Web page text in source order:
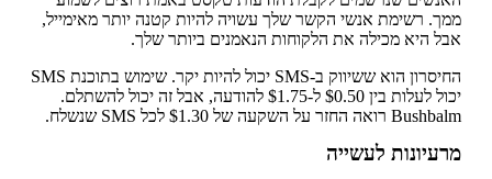
ממך. רשימת אנשי הקשר שלך עשויה להיות קטנה יותר מאימייל,
אבל היא מכילה את הלקוחות הנאמנים ביותר שלך.
החיסרון הוא ששיווק ב-SMS יכול להיות יקר. שימוש בתוכנת SMS
יכול לעלות בין $0.50 ל-$1.75 להודעה, אבל זה יכול להשתלם.
Bushbalm רואה החזר על השקעה של $1.30 לכל SMS שנשלח.
מרעיונות לעשייה